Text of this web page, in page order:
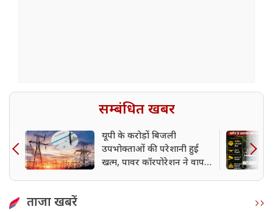
सम्बंधित खबर
यूपी के करोड़ों बिजली
उपभोक्ताओं की परेशानी हुई
खत्म, पावर कॉरपोरेशन ने वापस
ताजा खबरें